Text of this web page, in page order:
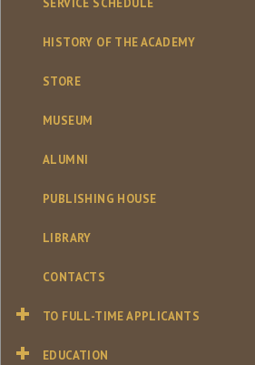
HISTORY OF THE ACADEMY
STORE
MUSEUM
ALUMNI
PUBLISHING HOUSE
LIBRARY
CONTACTS
TO FULL-TIME APPLICANTS
EDUCATION